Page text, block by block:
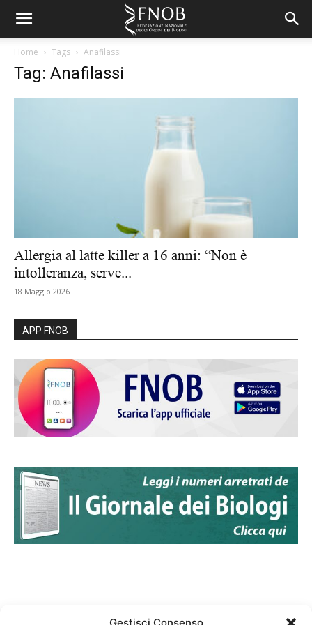
Home Tags Anafilassi
Tag: Anafilassi
Allergia al latte killer a 16 anni: “Non è
intolleranza, serve...
18 Maggio 2026
APP FNOB